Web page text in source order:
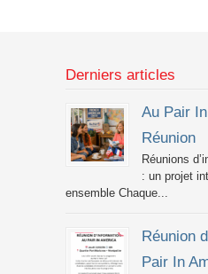
Derniers articles
Au Pair
Réunion
Réunions
: un projet
ensemble Chaque...
Réunion
Pair In